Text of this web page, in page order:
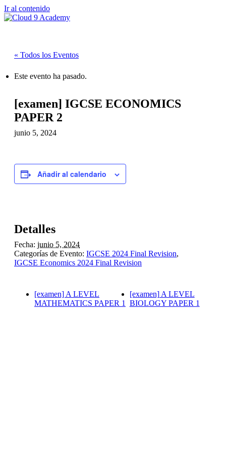
Ir al contenido
« Todos los Eventos
Este evento ha pasado.
[examen] IGCSE ECONOMICS
PAPER 2
junio 5, 2024
Añadir al calendario
Detalles
Fecha: junio 5, 2024
Categorías de Evento: IGCSE 2024 Final Revision,
IGCSE Economics 2024 Final Revision
[examen] A LEVEL
MATHEMATICS PAPER 1
[examen] A LEVEL
BIOLOGY PAPER 1